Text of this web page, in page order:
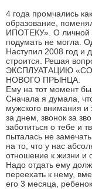
4 года промчались
образование,
ИПОТЕКУ». О личной
подумать не могла.
Наступил 2008 год и
строится. Решая
ЭКСПЛУАТАЦИЮ
НОВОГО ПРЫНЦА.
Ему на тот момент
Сначала я думала,
мужского внимания и
за днем, звонок за
заботиться о тебе и
пыталась не
на то, что у нас
отношение к жизни и
Надо отдать ему
переехать к нему,
его 3 месяца,